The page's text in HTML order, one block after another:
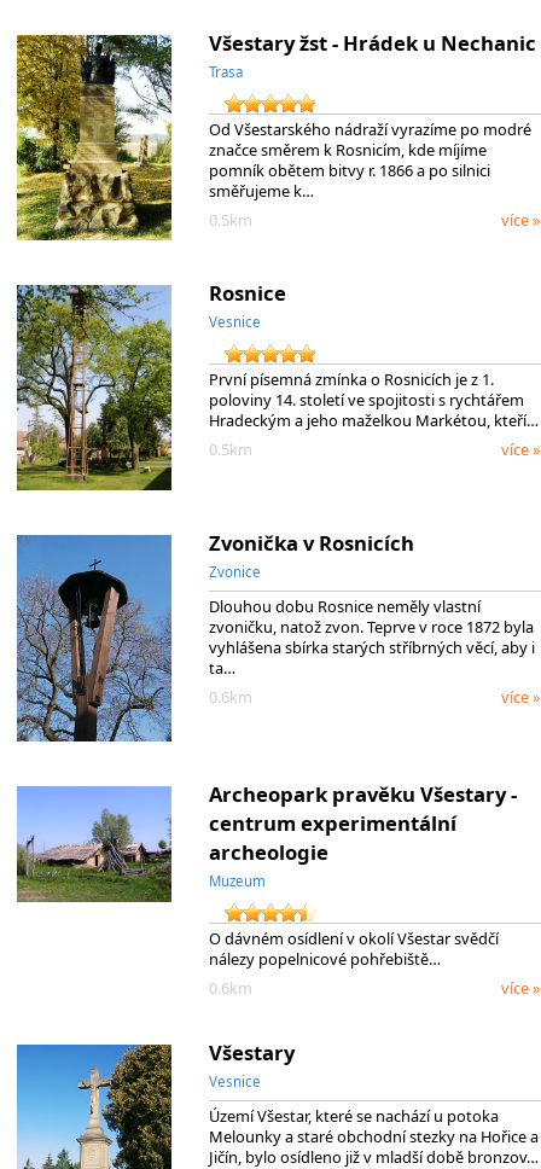
Všestary žst - Hrádek u Nechanic
Trasa
Od Všestarského nádraží vyrazíme po modré
značce směrem k Rosnicím, kde míjíme
pomník obětem bitvy r. 1866 a po silnici
směřujeme k…
0.5km
více »
Rosnice
Vesnice
První písemná zmínka o Rosnicích je z 1.
poloviny 14. století ve spojitosti s rychtářem
Hradeckým a jeho maželkou Markétou, kteří…
0.5km
více »
Zvonička v Rosnicích
Zvonice
Dlouhou dobu Rosnice neměly vlastní
zvoničku, natož zvon. Teprve v roce 1872 byla
vyhlášena sbírka starých stříbrných věcí, aby i
ta…
0.6km
více »
Archeopark pravěku Všestary -
centrum experimentální
archeologie
Muzeum
O dávném osídlení v okolí Všestar svědčí
nálezy popelnicové pohřebiště…
0.6km
více »
Všestary
Vesnice
Území Všestar, které se nachází u potoka
Melounky a staré obchodní stezky na Hořice a
Jičín, bylo osídleno již v mladší době bronzov…